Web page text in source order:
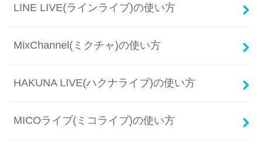
LINE LIVE(ラインライブ)の使い方
MixChannel(ミクチャ)の使い方
HAKUNA LIVE(ハクナライブ)の使い方
MICOライブ(ミコライブ)の使い方